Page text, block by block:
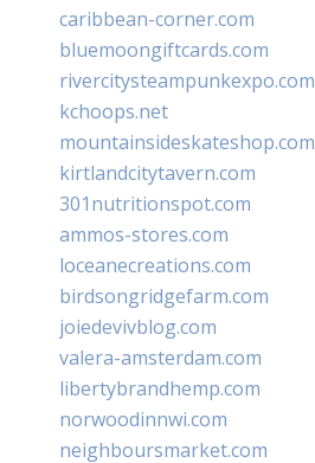
caribbean-corner.com
bluemoongiftcards.com
rivercitysteampunkexpo.com
kchoops.net
mountainsideskateshop.com
kirtlandcitytavern.com
301nutritionspot.com
ammos-stores.com
loceanecreations.com
birdsongridgefarm.com
joiedevivblog.com
valera-amsterdam.com
libertybrandhemp.com
norwoodinnwi.com
neighboursmarket.com